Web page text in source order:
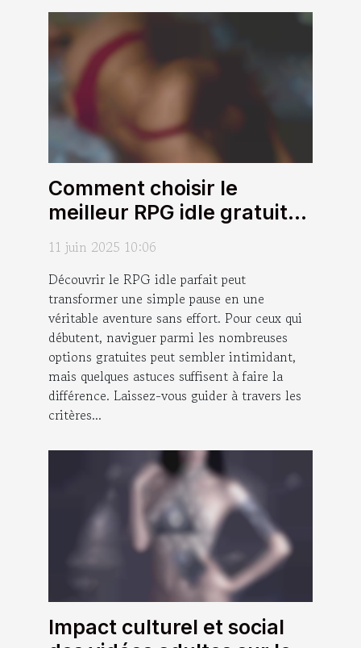
Comment choisir le
meilleur RPG idle gratuit
pour débutants
11 juin 2025 10:06
Découvrir le RPG idle parfait peut
transformer une simple pause en une
véritable aventure sans effort. Pour ceux qui
débutent, naviguer parmi les nombreuses
options gratuites peut sembler intimidant,
mais quelques astuces suffisent à faire la
différence. Laissez-vous guider à travers les
critères...
Impact culturel et social